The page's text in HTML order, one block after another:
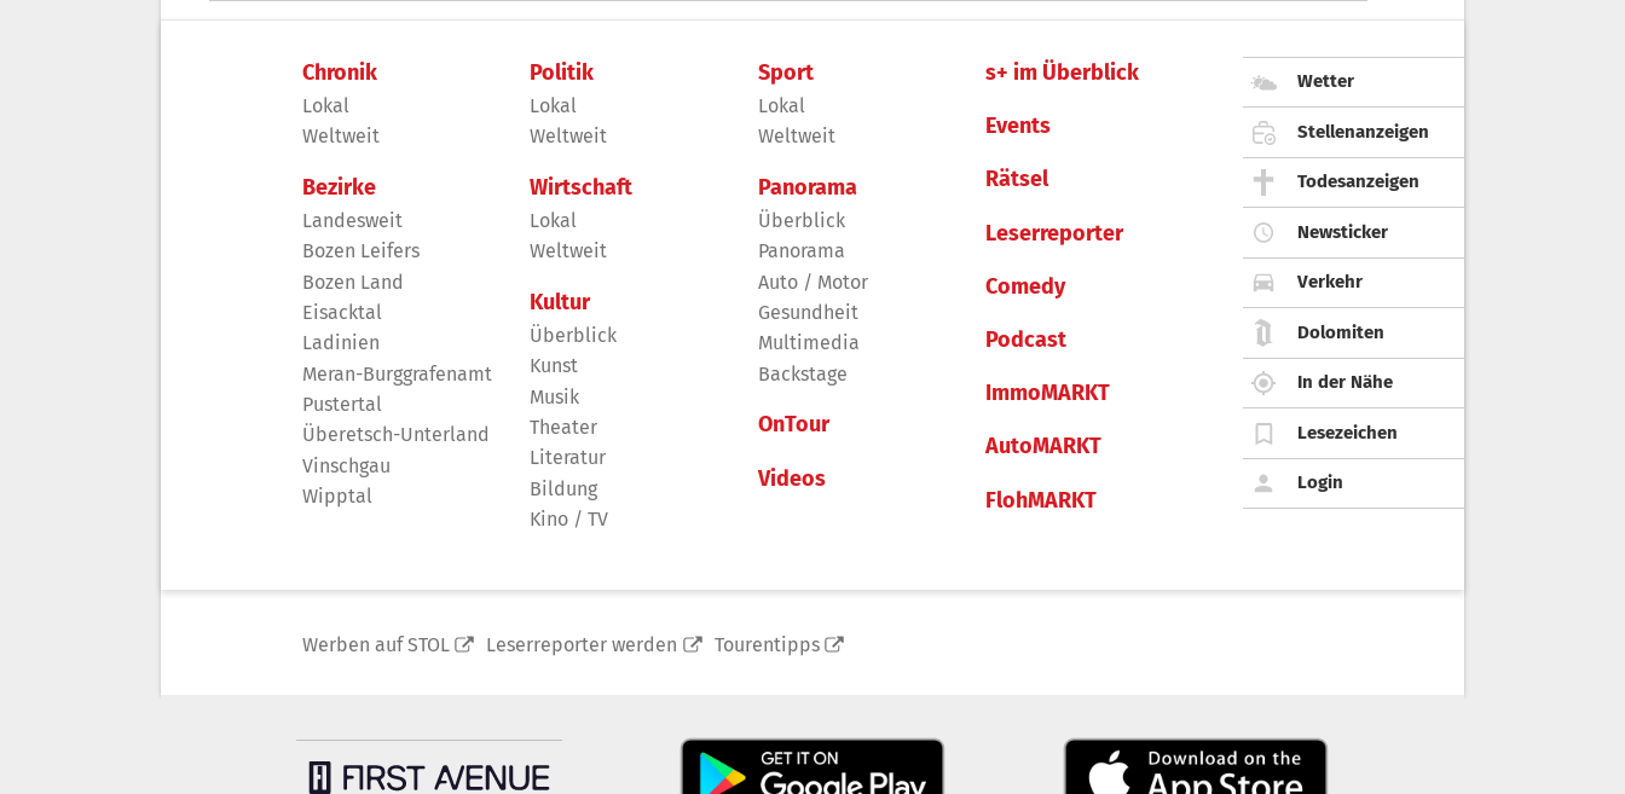
Chronik
Lokal
Weltweit
Bezirke
Landesweit
Bozen Leifers
Bozen Land
Eisacktal
Ladinien
Meran-Burggrafenamt
Pustertal
Überetsch-Unterland
Vinschgau
Wipptal
Politik
Lokal
Weltweit
Wirtschaft
Lokal
Weltweit
Kultur
Überblick
Kunst
Musik
Theater
Literatur
Bildung
Kino / TV
Sport
Lokal
Weltweit
Panorama
Überblick
Panorama
Auto / Motor
Gesundheit
Multimedia
Backstage
OnTour
Videos
s+ im Überblick
Events
Rätsel
Leserreporter
Comedy
Podcast
ImmoMARKT
AutoMARKT
FlohMARKT
Wetter
Stellenanzeigen
Todesanzeigen
Newsticker
Verkehr
Dolomiten
In der Nähe
Lesezeichen
Login
Werben auf STOL Leserreporter werden Tourentipps